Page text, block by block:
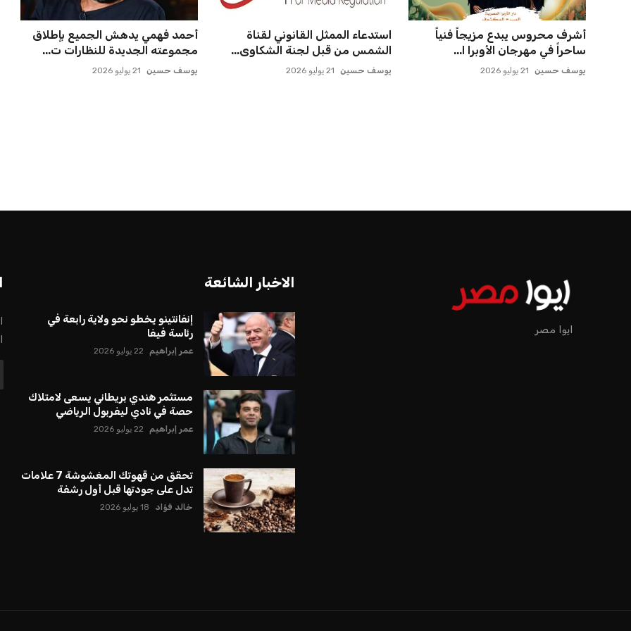
أشرف محروس يبدع مزيجاً فنياً
ساحراً في مهرجان الأوبرا ا...
يوسف حسين 21 يوليو 2026
استدعاء الممثل القانوني لقناة
الشمس من قبل لجنة الشكاوى...
يوسف حسين 21 يوليو 2026
أحمد فهمي يدهش الجميع بإطلاق
مجموعته الجديدة للنظارات ت...
يوسف حسين 21 يوليو 2026
إنفانتينو يخطو نحو ولاية رابعة في رئاسة فيفا
عمر إبراهيم